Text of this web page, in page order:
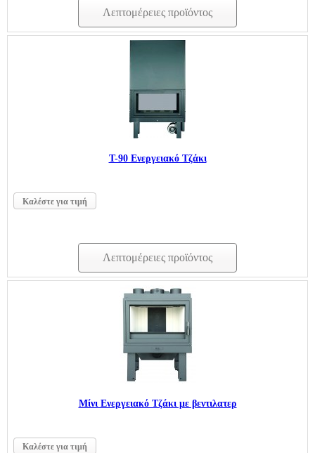
Λεπτομέρειες προϊόντος
T-90 Ενεργειακό Τζάκι
Καλέστε για τιμή
Λεπτομέρειες προϊόντος
Μίνι Ενεργειακό Τζάκι με βεντιλατερ
Καλέστε για τιμή